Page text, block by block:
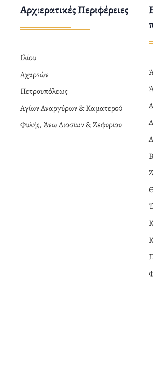
Αρχιερατικές Περιφέρειες
Ιλίου
Αχαρνών
Πετρουπόλεως
Αγίων Αναργύρων & Καματερού
Φυλής, Άνω Λιοσίων & Ζεφυρίου